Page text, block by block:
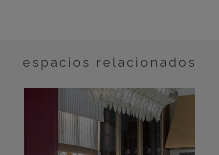
espacios relacionados